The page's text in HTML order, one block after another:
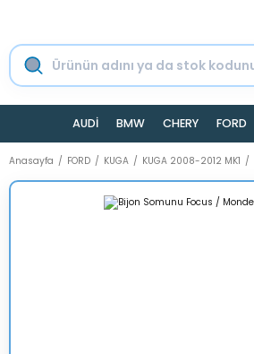
AUDİ BMW CHERY FORD
Anasayfa FORD KUGA KUGA 2008-2012 MK1